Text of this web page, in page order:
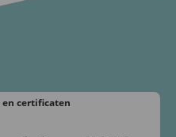
en certificaten